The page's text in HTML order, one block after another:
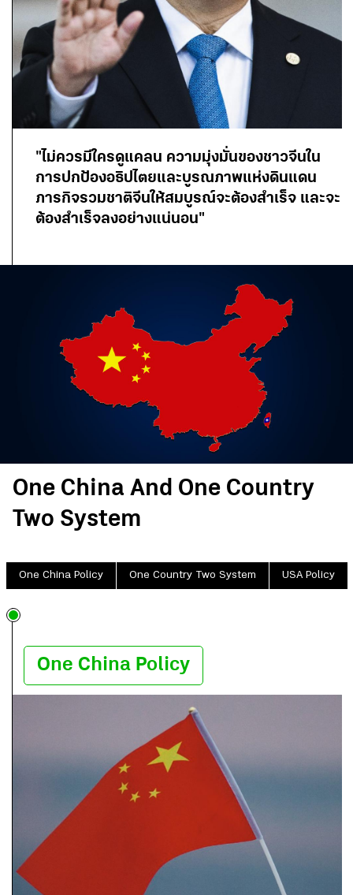
"ไม่ควรมีใครดูแคลน ความมุ่งมั่นของชาวจีนใน
การปกป้องอธิปไตยและบูรณภาพแห่งดินแดน
ภารกิจรวมชาติจีนให้สมบูรณ์จะต้องสำเร็จ และจะ
ต้องสำเร็จลงอย่างแน่นอน"
One China And One Country
Two System
One China Policy One Country Two System USA Policy
One China Policy